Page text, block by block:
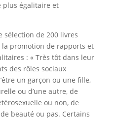
plus égalitaire et
sélection de 200 livres
promotion de rapports et
: « Très tôt dans leur
des rôles sociaux
un garçon ou une fille,
ou d’une autre, de
ou non, de
beauté ou pas. Certains